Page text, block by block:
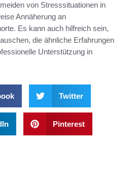
von Stresssituationen in
Annäherung an
Es kann auch hilfreich sein,
die ähnliche Erfahrungen
Unterstützung in
Twitter
Pinterest